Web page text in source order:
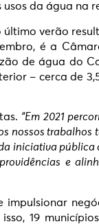
da água na
verão
é a
de água do
– cerca de
“Em 2021
nossos
iniciativa
e
impulsionar
19